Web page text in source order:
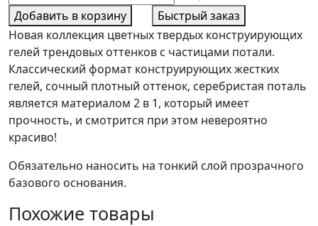
товара
Гель
Поталь
Сильвер
Колор
номер
54
Добавить в корзину
Быстрый заказ
Новая коллекция цветных твердых конструирующих
гелей трендовых оттенков с частицами потали.
Классический формат конструирующих жестких
гелей, сочный плотный оттенок, серебристая поталь
является материалом 2 в 1, который имеет
прочность, и смотрится при этом невероятно
красиво!
Обязательно наносить на тонкий слой прозрачного
базового основания.
Похожие товары